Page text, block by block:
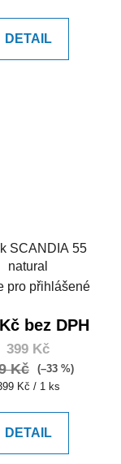
DETAIL
SCANDIA 55
natural
pro přihlášené
bez DPH
399 Kč
Kč
(–33 %)
Kč / 1 ks
DETAIL